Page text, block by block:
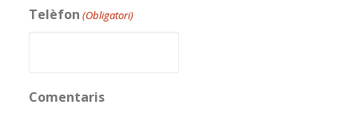
Telèfon (Obligatori)
Comentaris